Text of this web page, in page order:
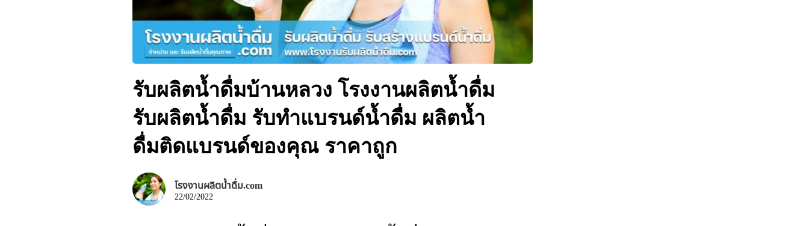
รับผลิตน้ำดื่มบ้านหลวง โรงงานผลิตน้ำดื่ม
รับผลิตน้ำดื่ม รับทำแบรนด์น้ำดื่ม ผลิตน้ำ
ดื่มติดแบรนด์ของคุณ ราคาถูก
โรงงานผลิตน้ำดื่ม.com
22/02/2022